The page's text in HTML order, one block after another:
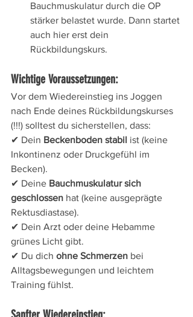
Bauchmuskulatur durch die OP
stärker belastet wurde. Dann startet
auch hier erst dein
Rückbildungskurs.
Wichtige Voraussetzungen:
Vor dem Wiedereinstieg ins Joggen
nach Ende deines Rückbildungskurses
(!!!) solltest du sicherstellen, dass:
✔ Dein Beckenboden stabil ist (keine
Inkontinenz oder Druckgefühl im
Becken).
✔ Deine Bauchmuskulatur sich
geschlossen hat (keine ausgeprägte
Rektusdiastase).
✔ Dein Arzt oder deine Hebamme
grünes Licht gibt.
✔ Du dich ohne Schmerzen bei
Alltagsbewegungen und leichtem
Training fühlst.